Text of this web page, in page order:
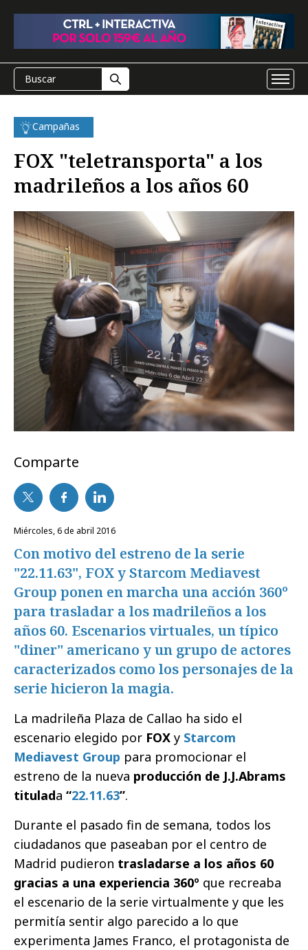
Campañas
FOX "teletransporta" a los
madrileños a los años 60
Comparte
miércoles, 6 de abril 2016
Con motivo del estreno de la serie
"22.11.63", FOX y Starcom Mediavest
Group ponen en marcha una acción 360º
para trasladar a los madrileños a los
años 60. Escenarios virtuales, un típico
"diner" americano y un grupo de actores
caracterizados como los personajes de la
serie hicieron la magia.
La madrileña Plaza de Callao ha sido el
escenario elegido por FOX y Starcom
Mediavest Group para promocionar el
estreno de la nueva producción de J.J.Abrams
titulada “22.11.63”.
Durante el pasado fin de semana, todos los
ciudadanos que paseaban por el centro de
Madrid pudieron trasladarse a los años 60
gracias a una experiencia 360º que recreaba
el escenario de la serie virtualmente y que les
permitía sentir algo parecido a lo que
experimenta James Franco, el protagonista de